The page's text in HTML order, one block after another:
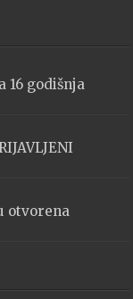
16 godišnja
otvorena